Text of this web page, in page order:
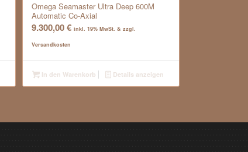
Omega Seamaster Ultra Deep 600M
Automatic Co-Axial
9.300,00€ inkl. 19% MwSt. & zzgl.
Versandkosten
In den Warenkorb Details anzeigen